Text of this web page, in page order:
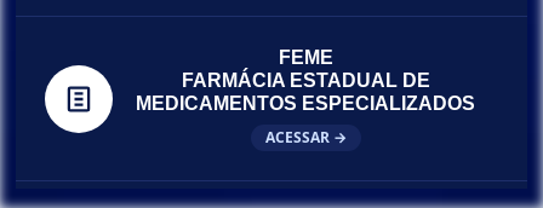
FEME
FARMÁCIA ESTADUAL DE
MEDICAMENTOS ESPECIALIZADOS
ACESSAR →